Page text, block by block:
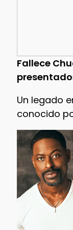
Fallece
Un legado
conocido